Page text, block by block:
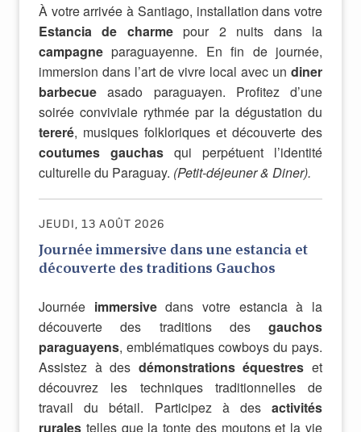
À votre arrivée à Santiago, installation dans votre
Estancia de charmepour 2 nuits dans la
campagne paraguayenne. En fin de journée,
immersion dans l’art de vivre local avec un diner
barbecue asado paraguayen. Profitez d’une
soirée conviviale rythmée par la dégustation du
tereré, musiques folkloriques et découverte des
coutumes gauchas qui perpétuent l’identité
culturelle du Paraguay. (Petit-déjeuner & Diner).
JEUDI, 13 AOÛT 2026
Journée immersive dans une estancia et
découverte des traditions Gauchos
Journée immersivedans votre estancia à la
découverte des traditions desgauchos
paraguayens, emblématiques cowboys du pays.
Assistez à des démonstrations équestres et
découvrez les techniques traditionnelles de
travail du bétail. Participez à des activités
rurales telles que la tonte des moutons et la vie